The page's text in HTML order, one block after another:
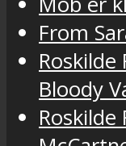
From
Bloody
Roskilde